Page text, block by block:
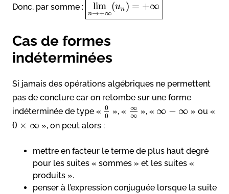
Donc, par somme : lim
n→+∞
(un ) = +∞
Cas de formes
indéterminées
Si jamais des opérations algébriques ne permettent
pas de conclure car on retombe sur une forme
indéterminée de type « 0
0 », « ∞
∞ », « ∞ − ∞ » ou «
0 × ∞ », on peut alors :
mettre en facteur le terme de plus haut degré
pour les suites « sommes » et les suites «
produits ».
penser à l’expression conjuguée lorsque la suite